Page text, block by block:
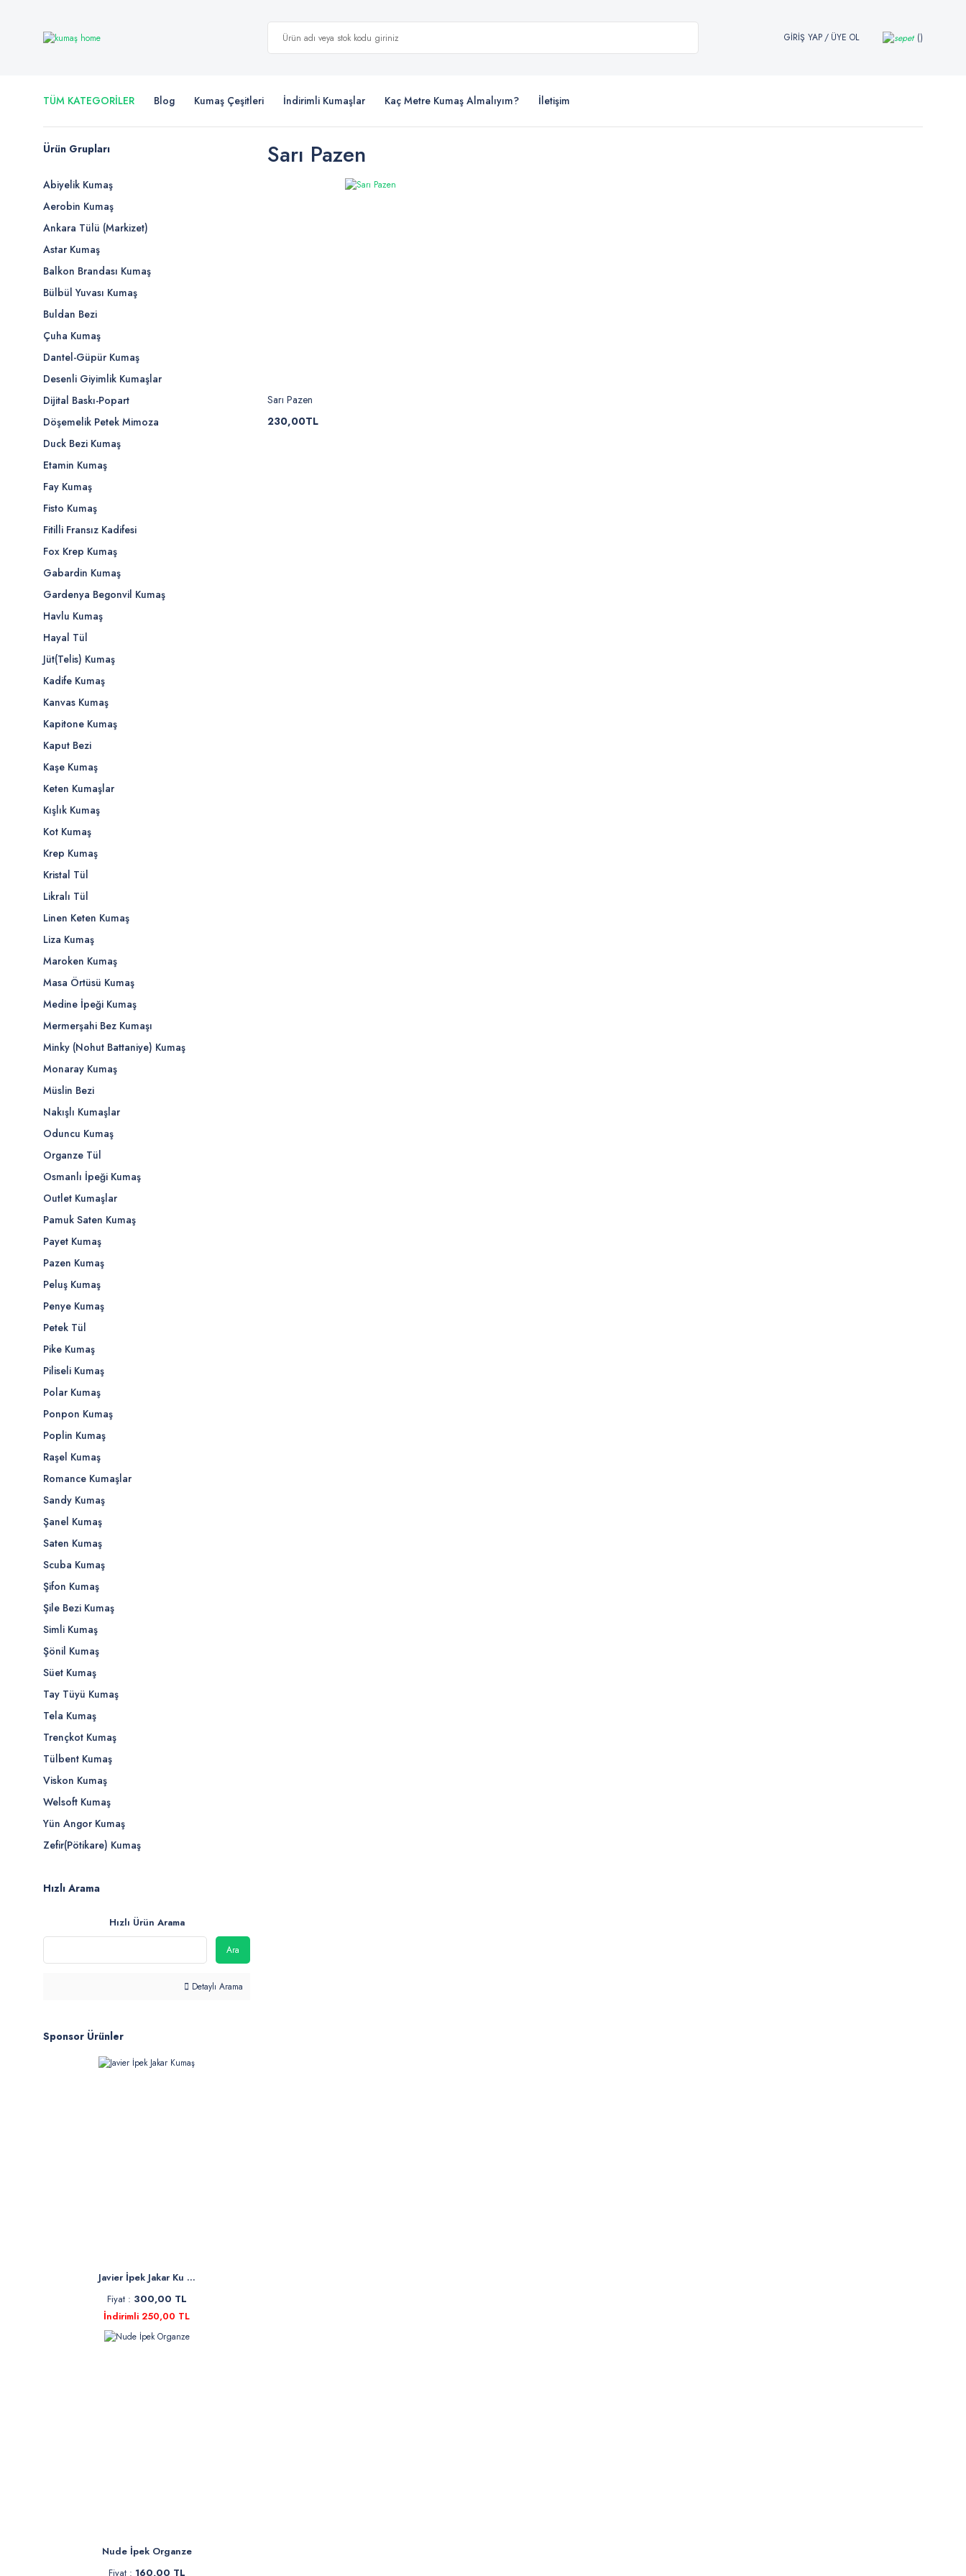
GİRİŞ YAP/ ÜYE OL
TÜM KATEGORİLER Blog Kumaş Çeşitleri İndirimli Kumaşlar Kaç Metre Kumaş Almalıyım? İletişim
Ürün Grupları
Abiyelik Kumaş
Aerobin Kumaş
Ankara Tülü (Markizet)
Astar Kumaş
Balkon Brandası Kumaş
Bülbül Yuvası Kumaş
Buldan Bezi
Çuha Kumaş
Dantel-Güpür Kumaş
Desenli Giyimlik Kumaşlar
Dijital Baskı-Popart
Döşemelik Petek Mimoza
Duck Bezi Kumaş
Etamin Kumaş
Fay Kumaş
Fisto Kumaş
Fitilli Fransız Kadifesi
Fox Krep Kumaş
Gabardin Kumaş
Gardenya Begonvil Kumaş
Havlu Kumaş
Hayal Tül
Jüt(Telis) Kumaş
Kadife Kumaş
Kanvas Kumaş
Kapitone Kumaş
Kaput Bezi
Kaşe Kumaş
Keten Kumaşlar
Kışlık Kumaş
Kot Kumaş
Krep Kumaş
Kristal Tül
Likralı Tül
Linen Keten Kumaş
Liza Kumaş
Maroken Kumaş
Masa Örtüsü Kumaş
Medine İpeği Kumaş
Mermerşahi Bez Kumaşı
Minky (Nohut Battaniye) Kumaş
Monaray Kumaş
Müslin Bezi
Nakışlı Kumaşlar
Oduncu Kumaş
Organze Tül
Osmanlı İpeği Kumaş
Outlet Kumaşlar
Pamuk Saten Kumaş
Payet Kumaş
Pazen Kumaş
Peluş Kumaş
Penye Kumaş
Petek Tül
Pike Kumaş
Piliseli Kumaş
Polar Kumaş
Ponpon Kumaş
Poplin Kumaş
Raşel Kumaş
Romance Kumaşlar
Sandy Kumaş
Şanel Kumaş
Saten Kumaş
Scuba Kumaş
Şifon Kumaş
Şile Bezi Kumaş
Simli Kumaş
Şönil Kumaş
Süet Kumaş
Tay Tüyü Kumaş
Tela Kumaş
Trençkot Kumaş
Tülbent Kumaş
Viskon Kumaş
Welsoft Kumaş
Yün Angor Kumaş
Zefir(Pötikare) Kumaş
Hızlı Arama
Hızlı Ürün Arama
Ara
Detaylı Arama
Sponsor Ürünler
Javier İpek Jakar Ku ...
Fiyat : 300,00 TL
İndirimli 250,00 TL
Nude İpek Organze
Fiyat : 160,00 TL
Sarı Pazen
Sarı Pazen
230,00TL